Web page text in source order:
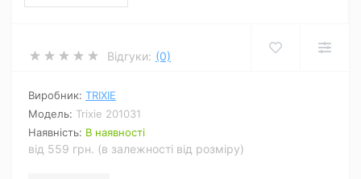
Відгуки: (0)
Виробник: TRIXIE
Модель: Trixie 201031
Наявність: В наявності
від 559 грн. (в залежності від розміру)